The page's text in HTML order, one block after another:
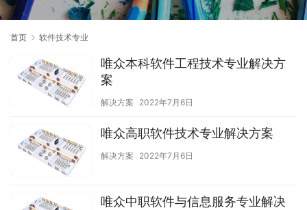
首页 软件技术专业
唯众本科软件工程技术专业解决方
案
解决方案 2022年7月6日
唯众高职软件技术专业解决方案
解决方案 2022年7月6日
唯众中职软件与信息服务专业解决